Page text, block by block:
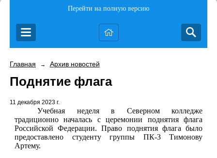
Перейти на полную версию
Главная → Архив новостей
Поднятие флага
11 декабря 2023 г.
Учебная неделя в Северном колледже
традиционно началась с церемонии поднятия флага
Российской Федерации. Право поднятия флага было
предоставлено студенту группы ПК-3 Тимонову
Артему.